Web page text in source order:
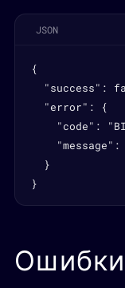
JSON
{
"success":
  "error": {
"code":
"message":
  }
}
Ошибки